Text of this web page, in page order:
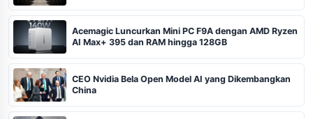
Acemagic Luncurkan Mini PC F9A dengan AMD Ryzen
AI Max+ 395 dan RAM hingga 128GB
CEO Nvidia Bela Open Model AI yang Dikembangkan
China